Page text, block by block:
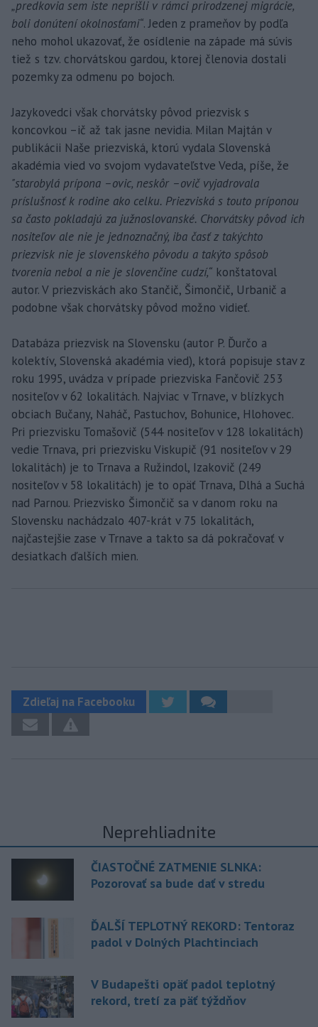
„predkovia sem iste neprišli v rámci prirodzenej migrácie,
boli donútení okolnosťami“. Jeden z prameňov by podľa
neho mohol ukazovať, že osídlenie na západe má súvis
tiež s tzv. chorvátskou gardou, ktorej členovia dostali
pozemky za odmenu po bojoch.
Jazykovedci však chorvátsky pôvod priezvisk s
koncovkou –ič až tak jasne nevidia. Milan Majtán v
publikácii Naše priezviská, ktorú vydala Slovenská
akadémia vied vo svojom vydavateľstve Veda, píše, že
"starobylá prípona –ovic, neskôr –ovič vyjadrovala
príslušnosť k rodine ako celku. Priezviská s touto príponou
sa často pokladajú za južnoslovanské. Chorvátsky pôvod ich
nositeľov ale nie je jednoznačný, iba časť z takýchto
priezvisk nie je slovenského pôvodu a takýto spôsob
tvorenia nebol a nie je slovenčine cudzí,“ konštatoval
autor. V priezviskách ako Stančič, Šimončič, Urbanič a
podobne však chorvátsky pôvod možno vidieť.
Databáza priezvisk na Slovensku (autor P. Ďurčo a
kolektív, Slovenská akadémia vied), ktorá popisuje stav z
roku 1995, uvádza v prípade priezviska Fančovič 253
nositeľov v 62 lokalitách. Najviac v Trnave, v blízkych
obciach Bučany, Naháč, Pastuchov, Bohunice, Hlohovec.
Pri priezvisku Tomašovič (544 nositeľov v 128 lokalitách)
vedie Trnava, pri priezvisku Viskupič (91 nositeľov v 29
lokalitách) je to Trnava a Ružindol, Izakovič (249
nositeľov v 58 lokalitách) je to opäť Trnava, Dlhá a Suchá
nad Parnou. Priezvisko Šimončič sa v danom roku na
Slovensku nachádzalo 407-krát v 75 lokalitách,
najčastejšie zase v Trnave a takto sa dá pokračovať v
desiatkach ďalších mien.
Zdieľaj na Facebooku
Neprehliadnite
ČIASTOČNÉ ZATMENIE SLNKA:
Pozorovať sa bude dať v stredu
ĎALŠÍ TEPLOTNÝ REKORD: Tentoraz
padol v Dolných Plachtinciach
V Budapešti opäť padol teplotný
rekord, tretí za päť týždňov